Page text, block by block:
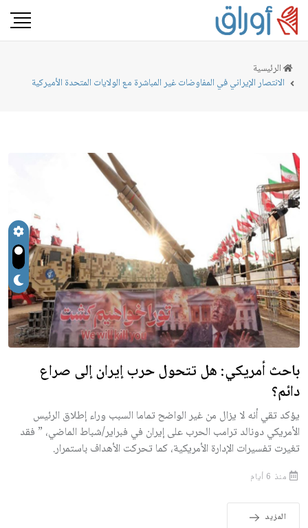
الرئيسية
الانتصار الإيراني في المفاوضات غير المباشرة مع الولايات المتحدة الأميركية
باحث أمريكي: هل تتحول حرب إيران إلى صراع
دائم؟
يؤكد تقي أنه لا يزال من غير الواضح تماما السبب وراء إطلاق الرئيس
الأمريكي دونالد ترامب الحرب على إيران في فبراير/شباط الماضي، ” فقد
تغيرت تفسيرات الإدارة الأمريكية، كما تحركت الأهداف باستمرار.
منذ 6 أيام
المزيد